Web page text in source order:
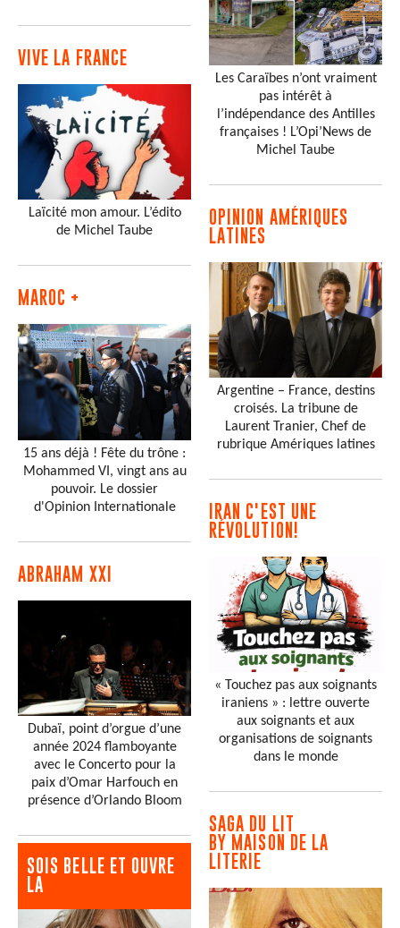
VIVE LA FRANCE
Laïcité mon amour. L’édito
de Michel Taube
MAROC +
15 ans déjà ! Fête du trône :
Mohammed VI, vingt ans au
pouvoir. Le dossier
d'Opinion Internationale
ABRAHAM XXI
Dubaï, point d’orgue d’une
année 2024 flamboyante
avec le Concerto pour la
paix d’Omar Harfouch en
présence d’Orlando Bloom
SOIS BELLE ET OUVRE
LA
Les Caraïbes n’ont vraiment
pas intérêt à
l’indépendance des Antilles
françaises ! L’Opi’News de
Michel Taube
OPINION AMÉRIQUES
LATINES
Argentine – France, destins
croisés. La tribune de
Laurent Tranier, Chef de
rubrique Amériques latines
IRAN C'EST UNE
RÉVOLUTION!
« Touchez pas aux soignants
iraniens » : lettre ouverte
aux soignants et aux
organisations de soignants
dans le monde
SAGA DU LIT
BY MAISON DE LA
LITERIE